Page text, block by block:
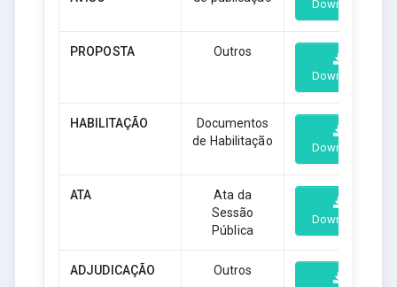
Download
PROPOSTA Outros
Download
HABILITAÇÃO
Documentos
de Habilitação
Download
ATA
Ata da
Sessão
Pública
Download
ADJUDICAÇÃO Outros